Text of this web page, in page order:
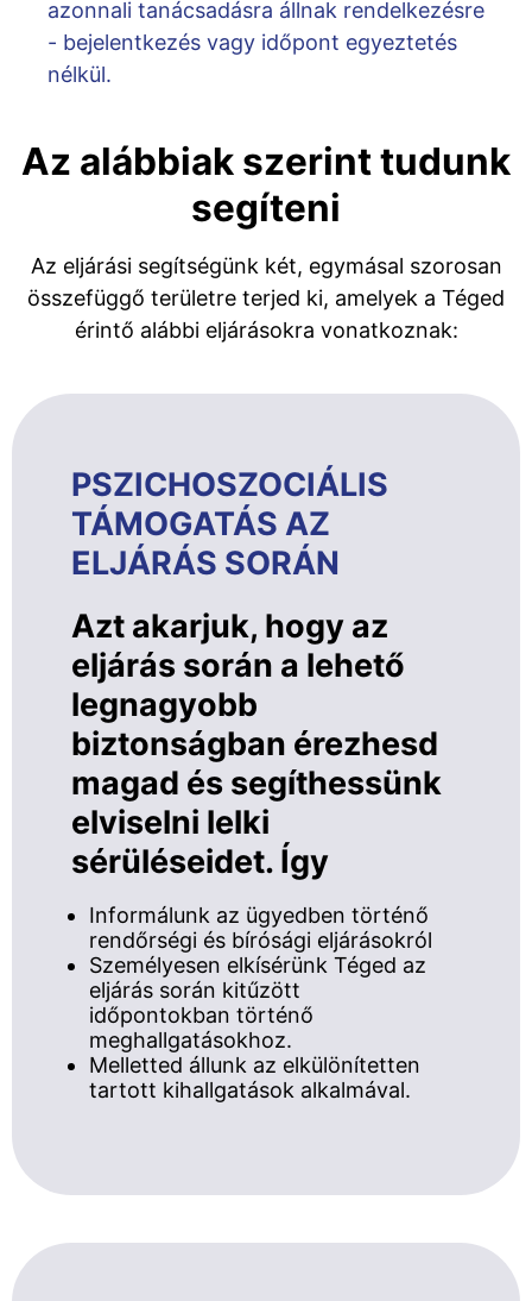
azonnali tanácsadásra állnak rendelkezésre
- bejelentkezés vagy időpont egyeztetés
nélkül.
Az alábbiak szerint tudunk
segíteni
Az eljárási segítségünk két, egymásal szorosan
összefüggő területre terjed ki, amelyek a Téged
érintő alábbi eljárásokra vonatkoznak:
PSZICHOSZOCIÁLIS
TÁMOGATÁS AZ
ELJÁRÁS SORÁN
Azt akarjuk, hogy az
eljárás során a lehető
legnagyobb
biztonságban érezhesd
magad és segíthessünk
elviselni lelki
sérüléseidet. Így
Informálunk az ügyedben történő
rendőrségi és bírósági eljárásokról
Személyesen elkísérünk Téged az
eljárás során kitűzött
időpontokban történő
meghallgatásokhoz.
Melletted állunk az elkülönítetten
tartott kihallgatások alkalmával.